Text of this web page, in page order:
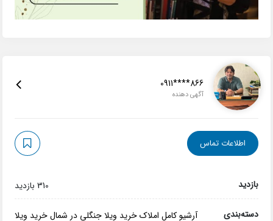
0911****866
آگهی دهنده
اطلاعات تماس
بازدید 310 بازدید
دسته‌بندی آرشیو کامل املاک خرید ویلا جنگلی در شمال خرید ویلا